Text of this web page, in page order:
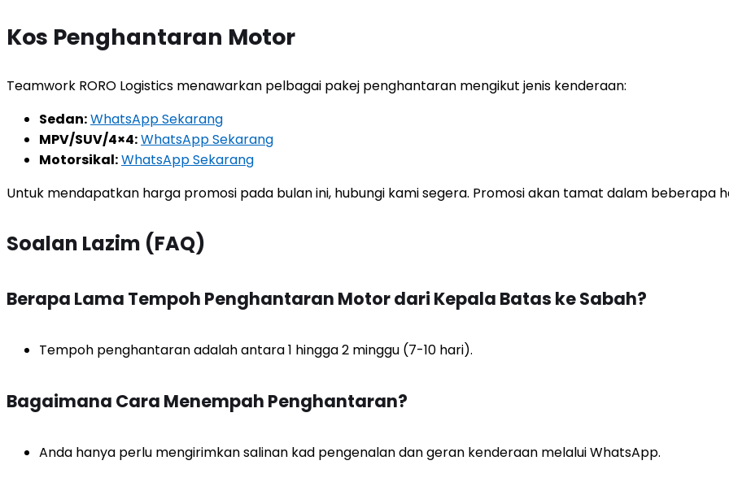
Kos Penghantaran Motor
Teamwork RORO Logistics menawarkan pelbagai pakej penghantaran mengikut jenis kenderaan:
Sedan:WhatsApp Sekarang
MPV/SUV/4×4:WhatsApp Sekarang
Motorsikal:WhatsApp Sekarang
Untuk mendapatkan harga promosi pada bulan ini, hubungi kami segera. Promosi akan tamat dalam beberapa
Soalan Lazim (FAQ)
Berapa Lama Tempoh Penghantaran Motor dari Kepala Batas ke Sabah?
Tempoh penghantaran adalah antara 1 hingga 2 minggu (7-10 hari).
Bagaimana Cara Menempah Penghantaran?
Anda hanya perlu mengirimkan salinan kad pengenalan dan geran kenderaan melalui WhatsApp.